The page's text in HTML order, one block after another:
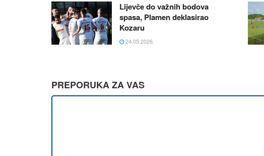
Lijevče do važnih bodova
spasa, Plamen deklasirao
Kozaru
24.05.2026.
PREPORUKA ZA VAS